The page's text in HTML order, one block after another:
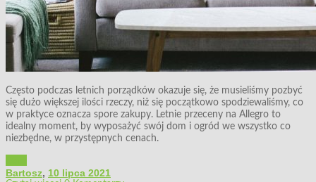
Często podczas letnich porządków okazuje się, że musieliśmy pozbyć
się dużo większej ilości rzeczy, niż się początkowo spodziewaliśmy, co
w praktyce oznacza spore zakupy. Letnie przeceny na Allegro to
idealny moment, by wyposażyć swój dom i ogród we wszystko co
niezbędne, w przystępnych cenach.
Bartosz, 10 lipca 2021